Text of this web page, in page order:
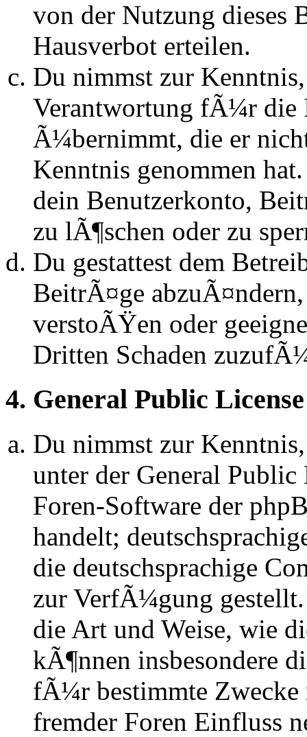
von der Nutzung dieses
Hausverbot erteilen.
Du nimmst zur
Verantwortung fÃ¼r die
Ã¼bernimmt, die er
Kenntnis genommen
dein Benutzerkonto,
zu lÃ¶schen oder zu
Du gestattest dem
BeitrÃ¤ge
verstoÃŸen oder
Dritten Schaden
4. General Public License
Du nimmst zur
unter der General
Foren-Software der
handelt;
die deutschsprachige
zur VerfÃ¼gung
die Art und Weise, wie
kÃ¶nnen insbesondere
fÃ¼r bestimmte Zwecke
fremder Foren Einfluss